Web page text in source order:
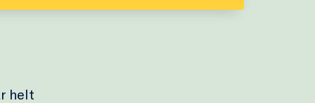
helt